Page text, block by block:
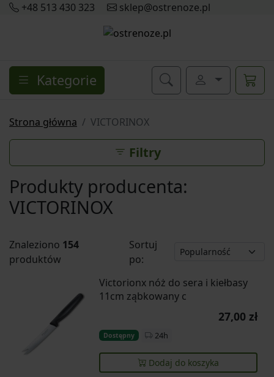
+48 513 430 323 sklep@ostrenoze.pl
Kategorie
Strona główna VICTORINOX
Filtry
Produkty producenta:
VICTORINOX
Znaleziono 154
produktów
Sortuj
po:
Victorionx nóż do sera i kiełbasy
11cm ząbkowany c
27,00 zł
Dostępny 24h
Dodaj do koszyka